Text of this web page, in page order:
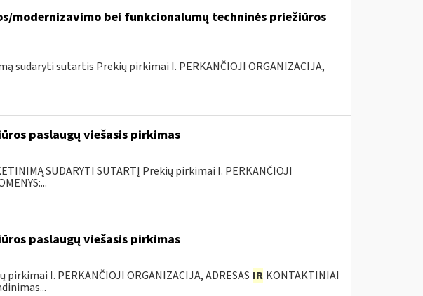
modernizavimo bei funkcionalumų techninės priežiūros
sudaryti sutartis Prekių pirkimai I. PERKANČIOJI ORGANIZACIJA,
paslaugų viešasis pirkimas
SUDARYTI SUTARTĮ Prekių pirkimai I. PERKANČIOJI
paslaugų viešasis pirkimas
pirkimai I. PERKANČIOJI ORGANIZACIJA, ADRESAS IR KONTAKTINIAI